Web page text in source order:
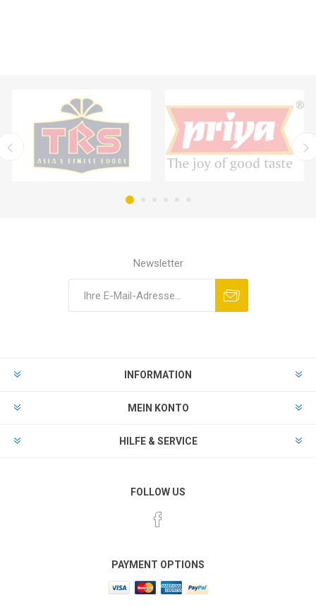
Newsletter
INFORMATION
MEIN KONTO
HILFE & SERVICE
FOLLOW US
PAYMENT OPTIONS